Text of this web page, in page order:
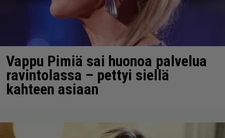
Vappu Pimiä sai huonoa palvelua
ravintolassa – pettyi siellä
kahteen asiaan